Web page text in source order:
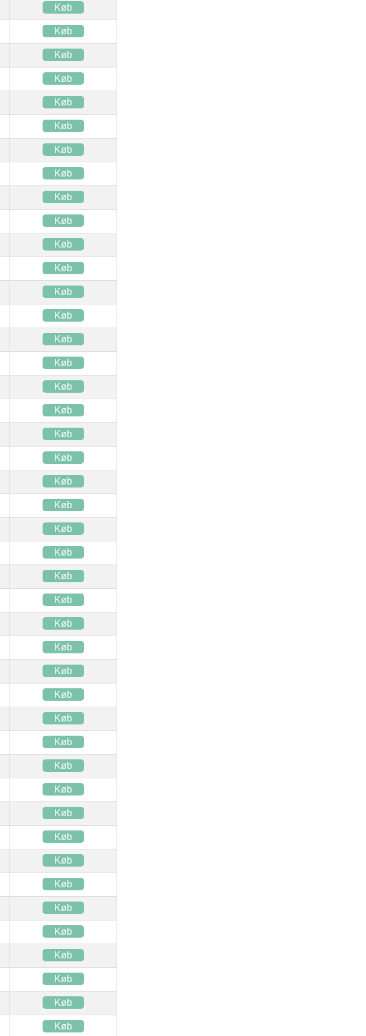
Køb
Køb
Køb
Køb
Køb
Køb
Køb
Køb
Køb
Køb
Køb
Køb
Køb
Køb
Køb
Køb
Køb
Køb
Køb
Køb
Køb
Køb
Køb
Køb
Køb
Køb
Køb
Køb
Køb
Køb
Køb
Køb
Køb
Køb
Køb
Køb
Køb
Køb
Køb
Køb
Køb
Køb
Køb
Køb